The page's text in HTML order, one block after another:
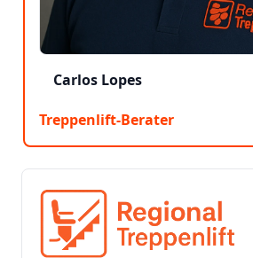
Carlos Lopes
Treppenlift-Berater